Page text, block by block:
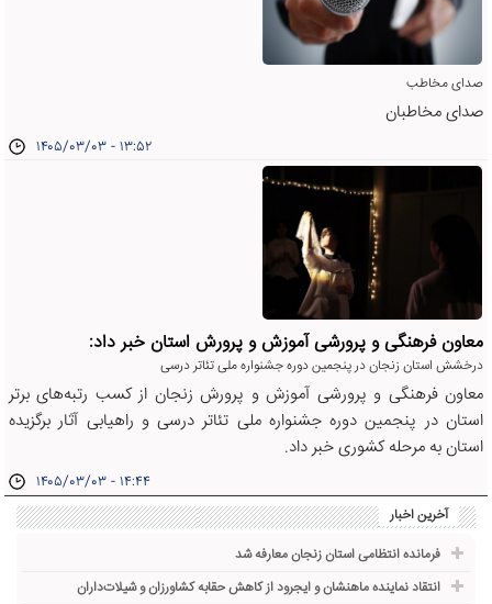
صدای مخاطب
صدای مخاطبان
۱۴۰۵/۰۳/۰۳ - ۱۳:۵۲
معاون فرهنگی و پرورشی آموزش و پرورش استان خبر داد:
درخشش استان زنجان در پنجمین دوره جشنواره ملی تئاتر درسی
معاون فرهنگی و پرورشی آموزش و پرورش زنجان از کسب رتبه‌های برتر
استان در پنجمین دوره جشنواره ملی تئاتر درسی و راهیابی آثار برگزیده
استان به مرحله کشوری خبر داد.
۱۴۰۵/۰۳/۰۳ - ۱۴:۴۴
آخرین اخبار
فرمانده انتظامی استان زنجان معارفه شد
انتقاد نماینده ماهنشان و ایجرود از کاهش حقابه کشاورزان و شیلات‌داران